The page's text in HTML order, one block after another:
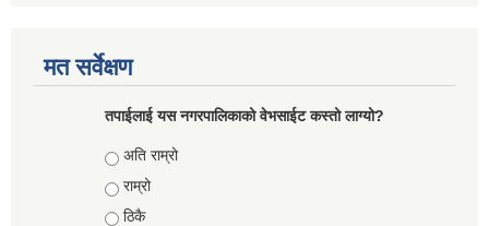
मत सर्वेक्षण
तपाईलाई यस नगरपालिकाको वेभसाईट कस्तो लाग्यो?
Choices
अति राम्रो
राम्रो
ठिकै